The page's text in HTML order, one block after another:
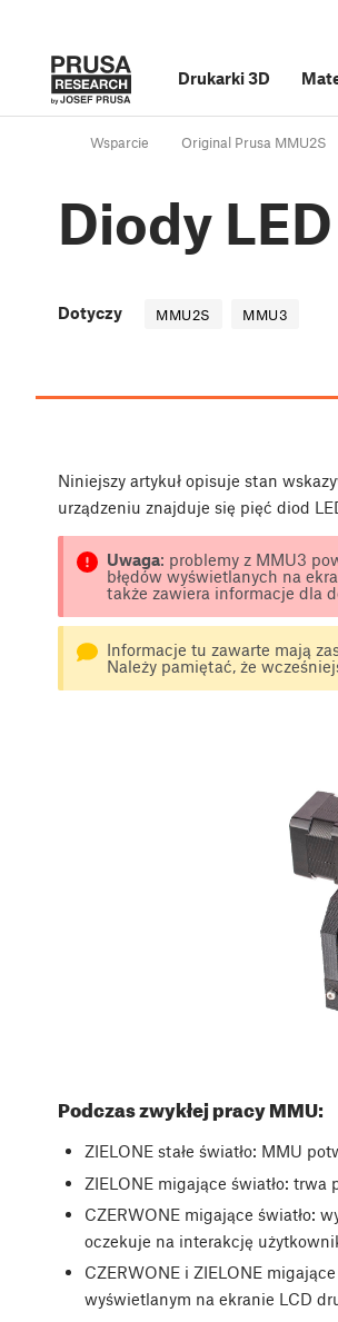
Drukarki 3D
Wsparcie Original Prusa MMU2S
Diody
Dotyczy MMU2S MMU3
Niniejszy artykuł opisuje stan
urządzeniu znajduje się pięć diod
Uwaga: problemy z MMU3
błędów wyświetlanych na
także zawiera informacje dla
Informacje tu zawarte mają
Należy pamiętać, że
Podczas zwykłej pracy MMU:
ZIELONE stałe światło: MMU
ZIELONE migające światło: trwa
CZERWONE migające światło:
oczekuje na interakcję
CZERWONE i ZIELONE
wyświetlanym na ekranie LCD